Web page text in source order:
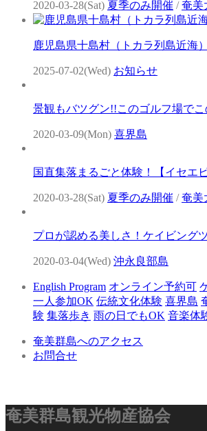
2020-03-28(Sat) 夏季のみ開催 /奄美
鹿児島県十島村（トカラ列島近海
2025-07-02(Wed) お知らせ
景観もバツグン!!このゴルフ場で
2020-03-09(Mon) 喜界島
国直集落まるごと体験！【イセエ
2020-03-28(Sat) 夏季のみ開催 /奄美
プロが認める美しさ！ケイビング
2020-03-04(Wed) 沖永良部島
English Program オンライン予約可
一人参加OK 伝統文化体験 喜界島
験 集落歩き 雨の日でもOK 音楽体
奄美群島へのアクセス
お問合せ
奄美群島観光物産協会